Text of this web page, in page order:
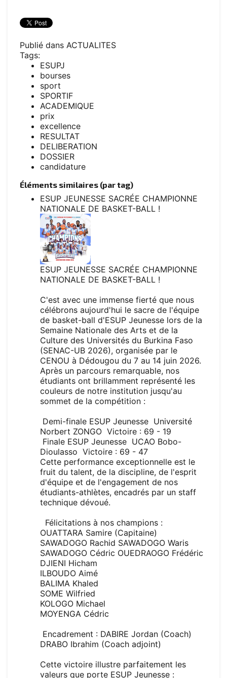
Publié dans ACTUALITES
Tags:
ESUPJ
bourses
sport
SPORTIF
ACADEMIQUE
prix
excellence
RESULTAT
DELIBERATION
DOSSIER
candidature
Éléments similaires (par tag)
ESUP JEUNESSE SACRÉE CHAMPIONNE
NATIONALE DE BASKET-BALL !
ESUP JEUNESSE SACRÉE CHAMPIONNE
NATIONALE DE BASKET-BALL !
C'est avec une immense fierté que nous
célébrons aujourd'hui le sacre de l'équipe
de basket-ball d'ESUP Jeunesse lors de la
Semaine Nationale des Arts et de la
Culture des Universités du Burkina Faso
(SENAC-UB 2026), organisée par le
CENOU à Dédougou du 7 au 14 juin 2026.
Après un parcours remarquable, nos
étudiants ont brillamment représenté les
couleurs de notre institution jusqu'au
sommet de la compétition :
Demi-finale ESUP Jeunesse Université
Norbert ZONGO Victoire : 69 - 19
Finale ESUP Jeunesse UCAO Bobo-
Dioulasso Victoire : 69 - 47
Cette performance exceptionnelle est le
fruit du talent, de la discipline, de l'esprit
d'équipe et de l'engagement de nos
étudiants-athlètes, encadrés par un staff
technique dévoué.
Félicitations à nos champions :
OUATTARA Samire (Capitaine)
SAWADOGO Rachid SAWADOGO Waris
SAWADOGO Cédric OUEDRAOGO Frédéric
DJIENI Hicham
ILBOUDO Aimé
BALIMA Khaled
SOME Wilfried
KOLOGO Michael
MOYENGA Cédric
Encadrement : DABIRE Jordan (Coach)
DRABO Ibrahim (Coach adjoint)
Cette victoire illustre parfaitement les
valeurs que porte ESUP Jeunesse :